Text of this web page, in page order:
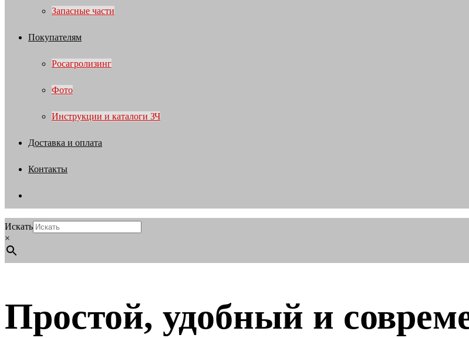
Запасные части
Покупателям
Росагролизинг
Фото
Инструкции и каталоги ЗЧ
Доставка и оплата
Контакты
Искать
×
Простой, удобный и